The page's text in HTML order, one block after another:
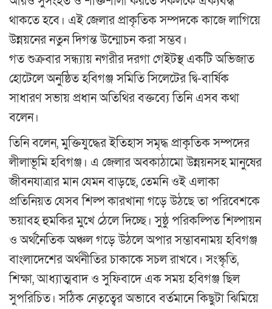
থাকতে হবে। এই জেলার প্রাকৃতিক সম্পদকে কাজে লাগিয়ে
উন্নয়নের নতুন দিগন্ত উন্মোচন করা সম্ভব।
গত শুক্রবার সন্ধ্যায় নগরীর দরগা গেইটস্থ একটি অভিজাত
হোটেলে অনুষ্ঠিত হবিগঞ্জ সমিতি সিলেটের দ্বি-বার্ষিক
সাধারণ সভায় প্রধান অতিথির বক্তব্যে তিনি এসব কথা
বলেন।
তিনি বলেন, মুক্তিযুদ্ধের ইতিহাস সমৃদ্ধ প্রাকৃতিক সম্পদের
লীলাভূমি হবিগঞ্জ। এ জেলার অবকাঠামো উন্নয়নসহ মানুষের
জীবনযাত্রার মান যেমন বাড়ছে, তেমনি ওই এলাকা
প্রতিনিয়ত যেসব শিল্প কারখানা গড়ে উঠছে তা পরিবেশকে
ভয়াবহ হুমকির মুখে ঠেলে দিচ্ছে। সুষ্ঠু পরিকল্পিত শিল্পায়ন
ও অর্থনৈতিক অঞ্চল গড়ে উঠলে অপার সম্ভাবনাময় হবিগঞ্জ
বাংলাদেশের অর্থনীতির চাকাকে সচল রাখবে। সংস্কৃতি,
শিক্ষা, আধ্যাত্মবাদ ও সুফিবাদে এক সময় হবিগঞ্জ ছিল
সুপরিচিত। সঠিক নেতৃত্বের অভাবে বর্তমানে কিছুটা ঝিমিয়ে